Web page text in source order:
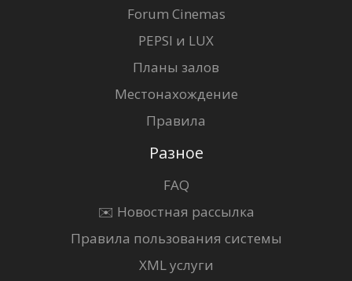
Forum Cinemas
PEPSI и LUX
Планы залов
Местонахождение
Правила
Разное
FAQ
✉️ Новостная рассылка
Правила пользования системы
XML услуги